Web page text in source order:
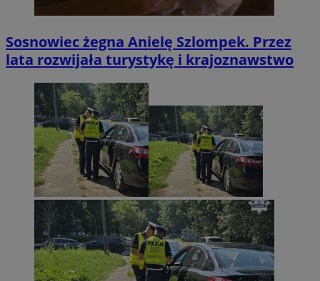
Sosnowiec żegna Anielę Szlompek. Przez
lata rozwijała turystykę i krajoznawstwo